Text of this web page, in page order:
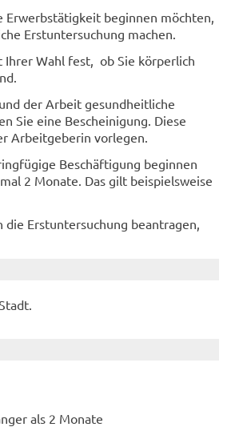
Erwerbstätigkeit beginnen möchten,
Erstuntersuchung machen.
Wahl fest, ob Sie körperlich
der Arbeit gesundheitliche
Sie eine Bescheinigung. Diese
Arbeitgeberin vorlegen.
Beschäftigung beginnen
2 Monate. Das gilt beispielsweise
die Erstuntersuchung beantragen,
als 2 Monate